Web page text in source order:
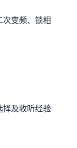
变频、锁相
择及收听经验